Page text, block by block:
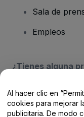
Sala de
Empleos
¿Tienes alguna
Centro de
Al hacer clic en
cookies para mejorar
publicitaria. De modo